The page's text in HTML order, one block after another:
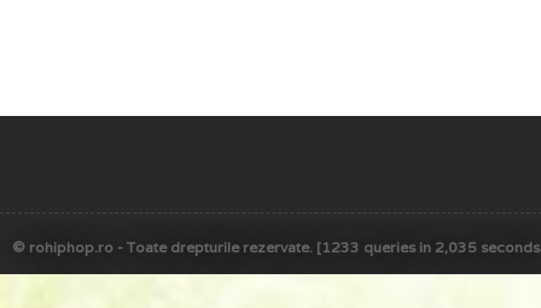
© rohiphop.ro - Toate drepturile rezervate. [1233 queries in 2,035